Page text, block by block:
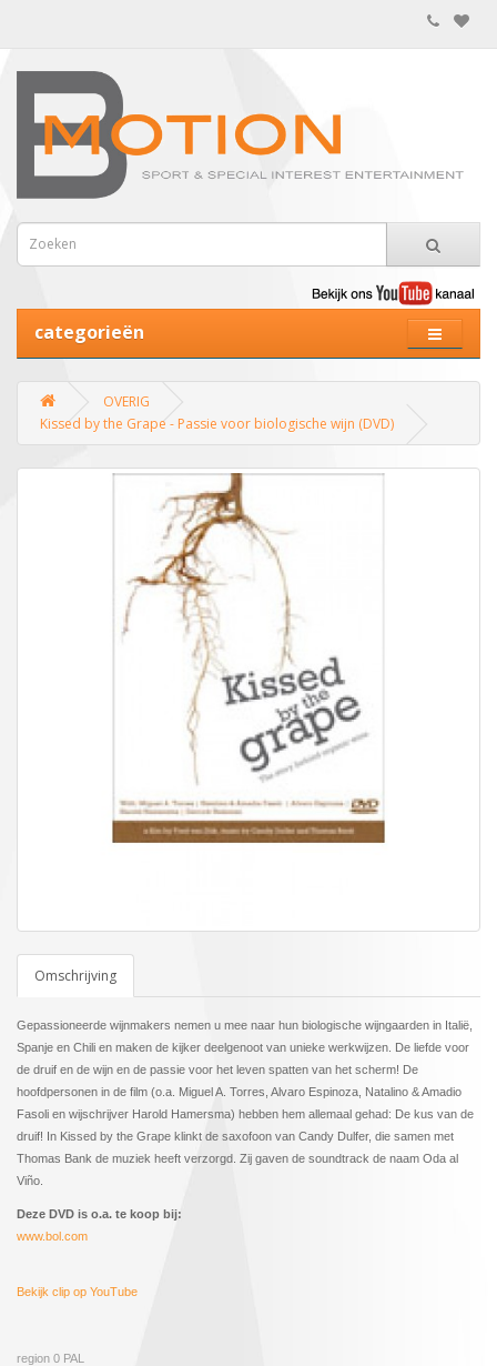
categorieën
OVERIG
Kissed by the Grape - Passie voor biologische wijn (DVD)
Omschrijving
Gepassioneerde wijnmakers nemen u mee naar hun biologische wijngaarden in Italië,
Spanje en Chili en maken de kijker deelgenoot van unieke werkwijzen. De liefde voor
de druif en de wijn en de passie voor het leven spatten van het scherm! De
hoofdpersonen in de film (o.a. Miguel A. Torres, Alvaro Espinoza, Natalino & Amadio
Fasoli en wijschrijver Harold Hamersma) hebben hem allemaal gehad: De kus van de
druif! In Kissed by the Grape klinkt de saxofoon van Candy Dulfer, die samen met
Thomas Bank de muziek heeft verzorgd. Zij gaven de soundtrack de naam Oda al
Viño.
Deze DVD is o.a. te koop bij:
www.bol.com
Bekijk clip op YouTube
region 0 PAL